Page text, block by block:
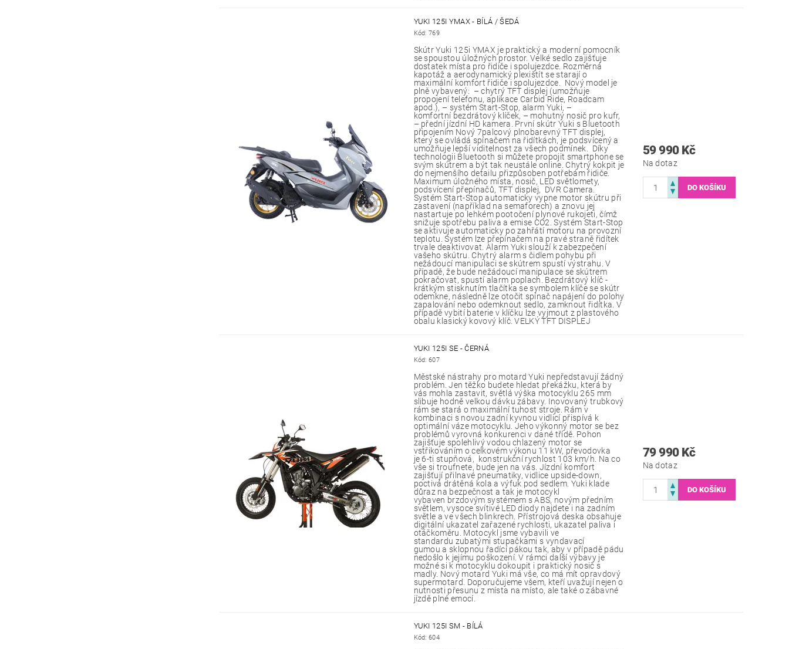
YUKI 125I YMAX - BÍLÁ / ŠEDÁ
Kód:769
Skútr Yuki 125i YMAX je praktický a moderní pomocník
se spoustou úložných prostor. Velké sedlo zajišťuje
dostatek místa pro řidiče i spolujezdce. Rozměrná
kapotáž a aerodynamický plexištít se starají o
maximální komfort řidiče i spolujezdce. Nový model je
plně vybavený: – chytrý TFT displej (umožňuje
propojení telefonu, aplikace Carbid Ride, Roadcam
apod.), – systém Start-Stop, alarm Yuki, –
komfortní bezdrátový klíček, – mohutný nosič pro kufr,
– přední jízdní HD kamera. První skútr Yuki s Bluetooth
připojením Nový 7palcový plnobarevný TFT displej,
který se ovládá spínačem na řidítkách, je podsvícený a
umožňuje lepší viditelnost za všech podmínek. Díky
technologii Bluetooth si můžete propojit smartphone se
svým skútrem a být tak neustále online. Chytrý kokpit je
do nejmenšího detailu přizpůsoben potřebám řidiče.
Maximum úložného místa, nosič, LED světlomety,
podsvícení přepínačů, TFT displej, DVR Camera.
Systém Start-Stop automaticky vypne motor skútru při
zastavení (například na semaforech) a znovu jej
nastartuje po lehkém pootočení plynové rukojeti, čímž
snižuje spotřebu paliva a emise CO2. Systém Start-Stop
se aktivuje automaticky po zahřátí motoru na provozní
teplotu. Systém lze přepínačem na pravé straně řidítek
trvale deaktivovat. Alarm Yuki slouží k zabezpečení
vašeho skútru. Chytrý alarm s čidlem pohybu při
nežádoucí manipulaci se skútrem spustí výstrahu. V
případě, že bude nežádoucí manipulace se skútrem
pokračovat, spustí alarm poplach. Bezdrátový klíč -
krátkým stisknutím tlačítka se symbolem klíče se skútr
odemkne, následně lze otočit spínač napájení do polohy
zapalování nebo odemknout sedlo, zamknout řidítka. V
případě vybití baterie v klíčku lze vyjmout z plastového
obalu klasický kovový klíč. VELKÝ TFT DISPLEJ
59 990 Kč
Na dotaz
YUKI 125I SE - ČERNÁ
Kód:607
Městské nástrahy pro motard Yuki nepředstavují žádný
problém. Jen těžko budete hledat překážku, která by
vás mohla zastavit, světlá výška motocyklu 265 mm
slibuje hodně velkou dávku zábavy. Inovovaný trubkový
rám se stará o maximální tuhost stroje. Rám v
kombinaci s novou zadní kyvnou vidlicí přispívá k
optimální váze motocyklu. Jeho výkonný motor se bez
problémů vyrovná konkurenci v dané třídě. Pohon
zajišťuje spolehlivý vodou chlazený motor se
vstřikováním o celkovém výkonu 11 kW, převodovka
je 6-ti stupňová, konstrukční rychlost 103 km/h. Na co
vše si troufnete, bude jen na vás. Jízdní komfort
zajišťují přilnavé pneumatiky, vidlice upside-down,
poctivá drátěná kola a výfuk pod sedlem. Yuki klade
důraz na bezpečnost a tak je motocykl
vybaven brzdovým systémem s ABS, novým předním
světlem, vysoce svítivé LED diody najdete i na zadním
světle a ve všech blinkrech. Přístrojová deska obsahuje
digitální ukazatel zařazené rychlosti, ukazatel paliva i
otáčkoměru. Motocykl jsme vybavili ve
standardu zubatými stupačkami s vyndavací
gumou a sklopnou řadící pákou tak, aby v případě pádu
nedošlo k jejímu poškození. V rámci další výbavy je
možné si k motocyklu dokoupit i praktický nosič s
madly. Nový motard Yuki má vše, co má mít opravdový
supermotard. Doporučujeme všem, kteří uvažují nejen o
nutnosti přesunu z místa na místo, ale také o zábavné
jízdě plné emocí.
79 990 Kč
Na dotaz
YUKI 125I SM - BÍLÁ
Kód:604